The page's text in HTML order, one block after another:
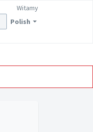
Polish
Witamy